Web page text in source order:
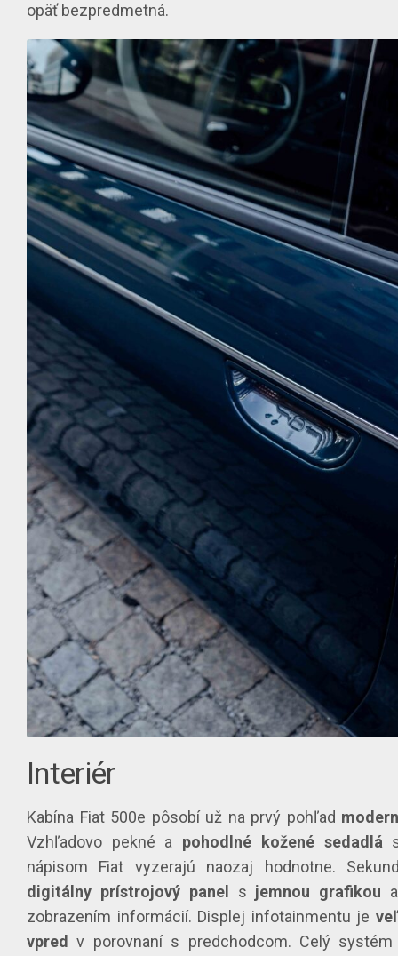
opäť bezpredmetná.
Interiér
Kabína Fiat 500e pôsobí už na prvý pohľad
Vzhľadovo pekné a pohodlné kožené sedadlá
nápisom Fiat vyzerajú naozaj hodnotne.
digitálny prístrojový panel s jemnou grafikou
zobrazením informácií. Displej infotainmentu je
vpred
v porovnaní s predchodcom. Celý